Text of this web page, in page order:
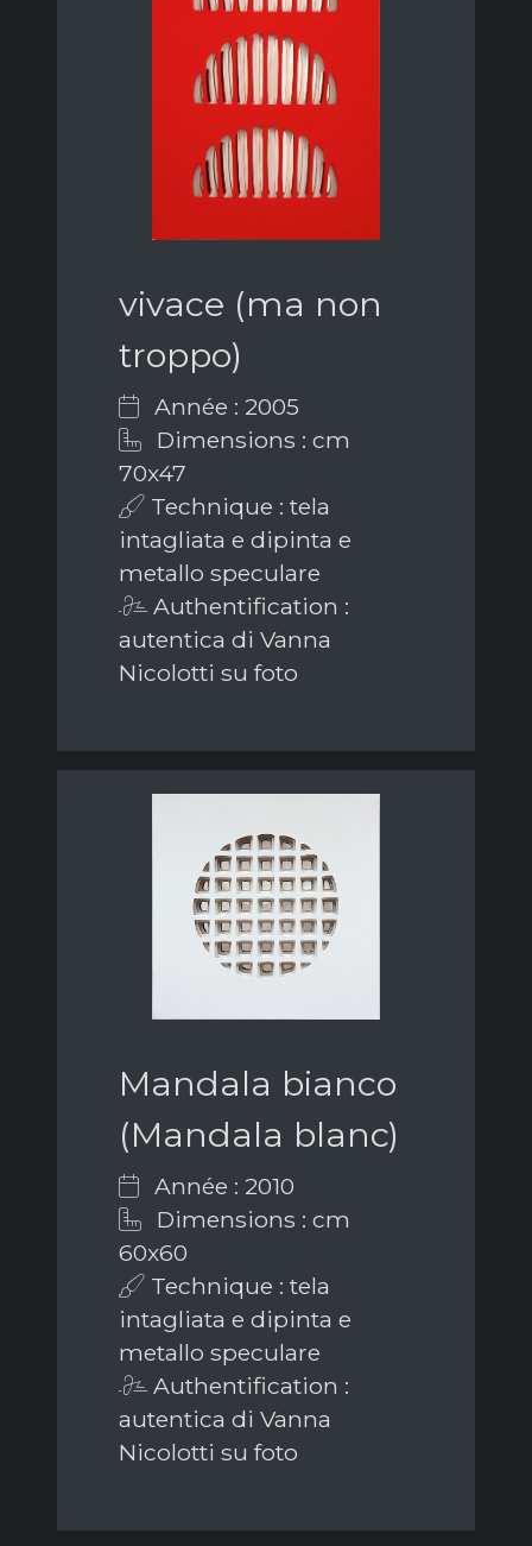
vivace (ma non
troppo)
Année : 2005
Dimensions : cm
70x47
Technique : tela
intagliata e dipinta e
metallo speculare
Authentification :
autentica di Vanna
Nicolotti su foto
Mandala bianco
(Mandala blanc)
Année : 2010
Dimensions : cm
60x60
Technique : tela
intagliata e dipinta e
metallo speculare
Authentification :
autentica di Vanna
Nicolotti su foto